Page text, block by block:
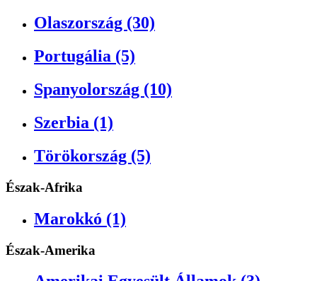
Olaszország (30)
Portugália (5)
Spanyolország (10)
Szerbia (1)
Törökország (5)
Észak-Afrika
Marokkó (1)
Észak-Amerika